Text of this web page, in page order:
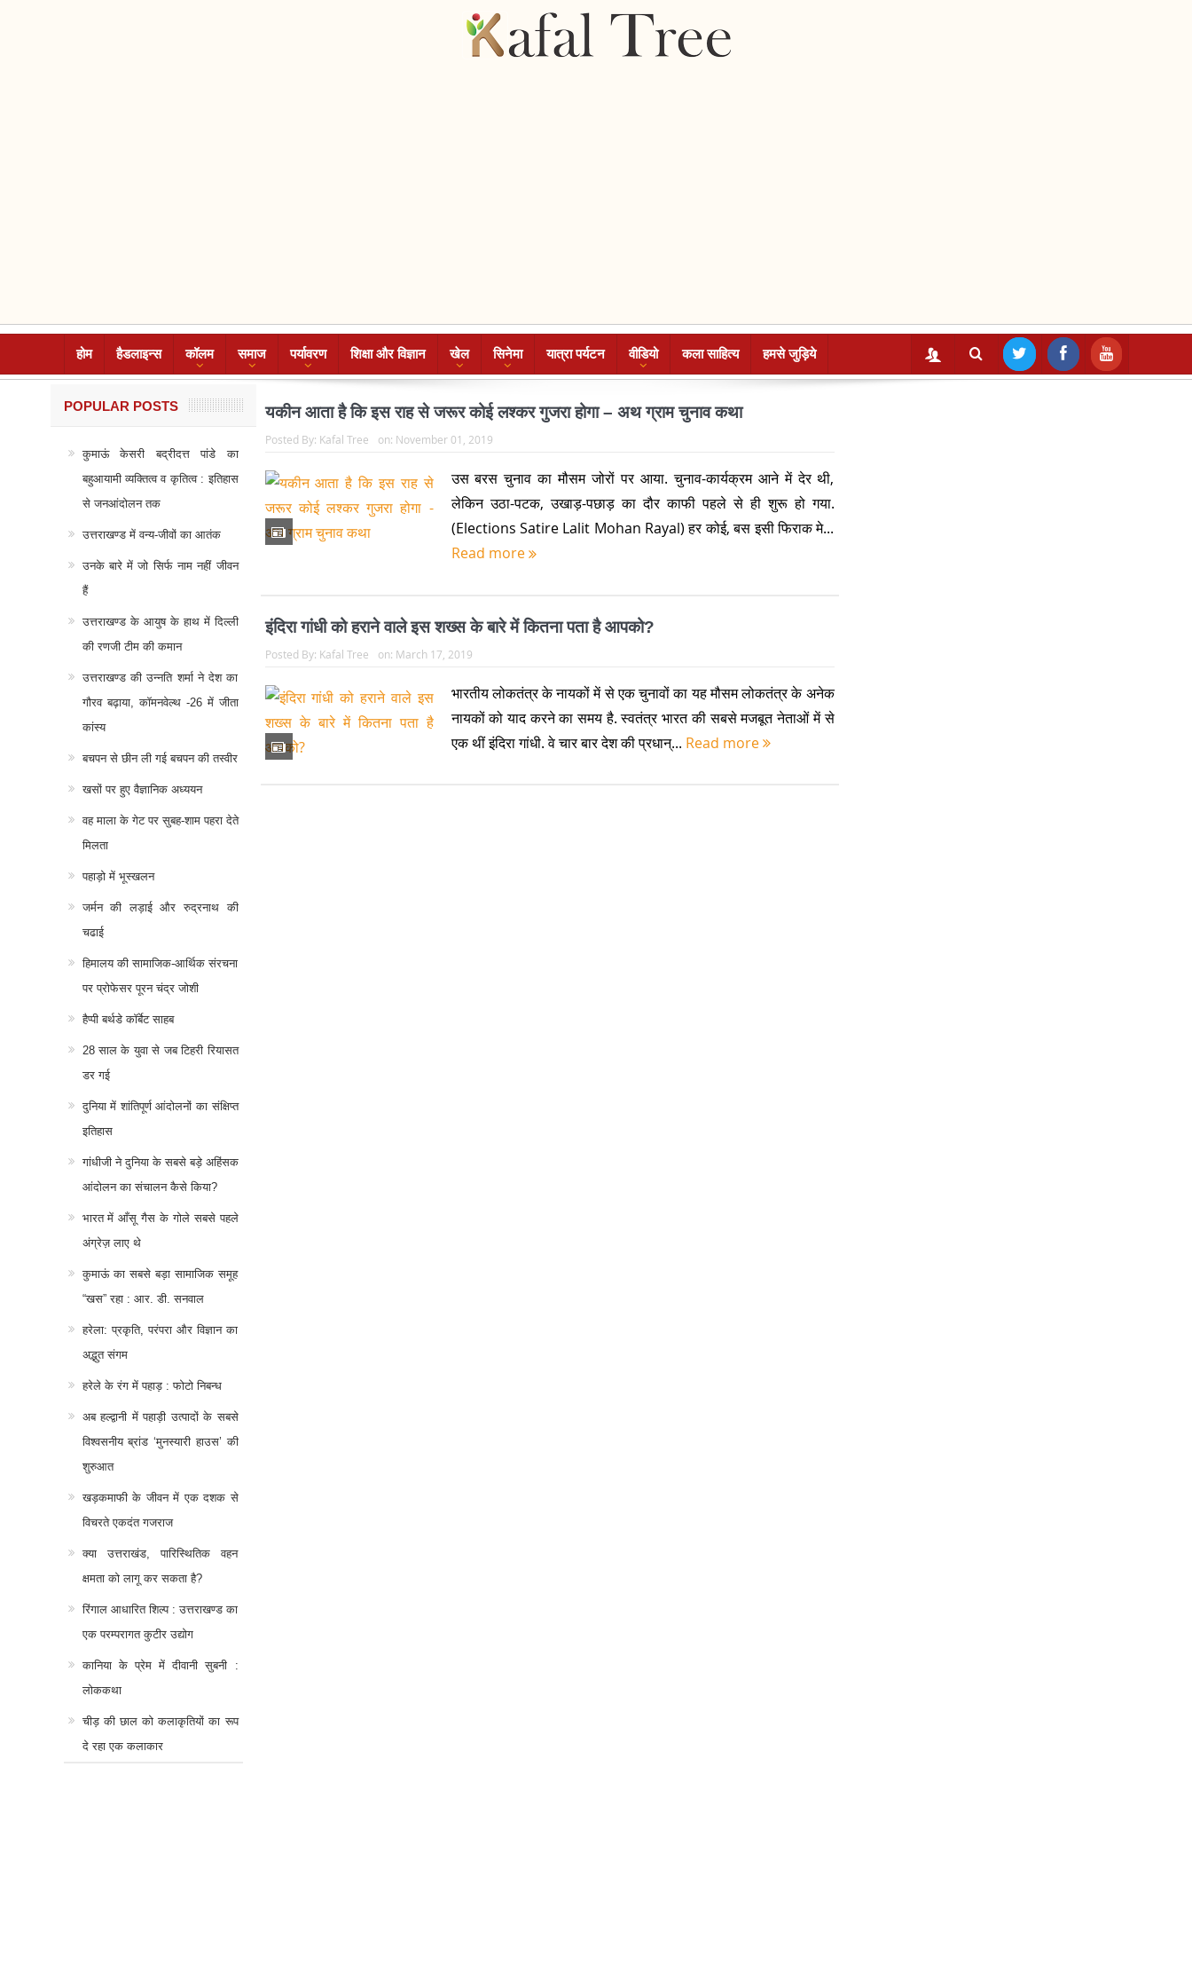
होम हैडलाइन्स कॉलम समाज पर्यावरण शिक्षा और विज्ञान खेल सिनेमा यात्रा पर्यटन वीडियो कला साहित्य हमसे जुड़िये
यकीन आता है कि इस राह से जरूर कोई लश्कर गुजरा होगा – अथ ग्राम चुनाव कथा
Posted By: Kafal Tree on: November 01, 2019
उस बरस चुनाव का मौसम जोरों पर आया. चुनाव-कार्यक्रम आने में देर थी,
लेकिन उठा-पटक, उखाड़-पछाड़ का दौर काफी पहले से ही शुरू हो गया.
(Elections Satire Lalit Mohan Rayal) हर कोई, बस इसी फिराक मे...
Read more
इंदिरा गांधी को हराने वाले इस शख्स के बारे में कितना पता है आपको?
Posted By: Kafal Tree on: March 17, 2019
भारतीय लोकतंत्र के नायकों में से एक चुनावों का यह मौसम लोकतंत्र के अनेक
नायकों को याद करने का समय है. स्वतंत्र भारत की सबसे मजबूत नेताओं में से
एक थीं इंदिरा गांधी. वे चार बार देश की प्रधान्... Read more
POPULAR POSTS
कुमाऊं केसरी बद्रीदत्त पांडे का
बहुआयामी व्यक्तित्व व कृतित्व : इतिहास
से जनआंदोलन तक
उत्तराखण्ड में वन्य-जीवों का आतंक
उनके बारे में जो सिर्फ नाम नहीं जीवन
हैं
उत्तराखण्ड के आयुष के हाथ में दिल्ली
की रणजी टीम की कमान
उत्तराखण्ड की उन्नति शर्मा ने देश का
गौरव बढ़ाया, कॉमनवेल्थ -26 में जीता
कांस्य
बचपन से छीन ली गई बचपन की तस्वीर
खसों पर हुए वैज्ञानिक अध्ययन
वह माला के गेट पर सुबह-शाम पहरा देते
मिलता
पहाड़ो में भूस्खलन
जर्मन की लड़ाई और रुद्रनाथ की
चढाई
हिमालय की सामाजिक-आर्थिक संरचना
पर प्रोफेसर पूरन चंद्र जोशी
हैप्पी बर्थडे कॉर्बेट साहब
28 साल के युवा से जब टिहरी रियासत
डर गई
दुनिया में शांतिपूर्ण आंदोलनों का संक्षिप्त
इतिहास
गांधीजी ने दुनिया के सबसे बड़े अहिंसक
आंदोलन का संचालन कैसे किया?
भारत में आँसू गैस के गोले सबसे पहले
अंग्रेज़ लाए थे
कुमाऊं का सबसे बड़ा सामाजिक समूह
“खस” रहा : आर. डी. सनवाल
हरेला: प्रकृति, परंपरा और विज्ञान का
अद्भुत संगम
हरेले के रंग में पहाड़ : फोटो निबन्ध
अब हल्द्वानी में पहाड़ी उत्पादों के सबसे
विश्वसनीय ब्रांड ‘मुनस्यारी हाउस’ की
शुरुआत
खड़कमाफी के जीवन में एक दशक से
विचरते एकदंत गजराज
क्या उत्तराखंड, पारिस्थितिक वहन
क्षमता को लागू कर सकता है?
रिंगाल आधारित शिल्प : उत्तराखण्ड का
एक परम्परागत कुटीर उद्योग
कानिया के प्रेम में दीवानी सुबनी :
लोककथा
चीड़ की छाल को कलाकृतियों का रूप
दे रहा एक कलाकार